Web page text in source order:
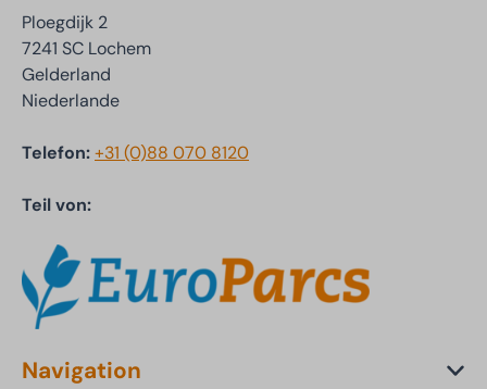
Ploegdijk 2
7241 SC Lochem
Gelderland
Niederlande
Telefon:+31 (0)88 070 8120
Teil von:
Navigation